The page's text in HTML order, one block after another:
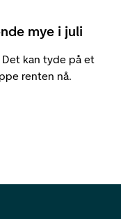
mye i juli
kan tyde på et
renten nå.